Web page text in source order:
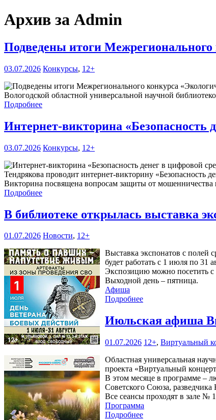
Архив за Admin
Подведены итоги Межрегионального
03.07.2026 Конкурсы, 12+
Вологодской областной универсальной научной
Подробнее
Интернет-викторина «Безопасность
03.07.2026 Конкурсы, 12+
Тендрякова проводит интернет-викторину «Безопасность
Викторина посвящена вопросам защиты от мошенничества
Подробнее
В библиотеке открылась выставка
01.07.2026 Новости, 12+
Выставка экспонатов с полей
будет работать с 1 июля по 31
Экспозицию можно посетить с
Выходной день – пятница.
Афиша
Подробнее
Июльская афиша
01.07.2026 12+, Виртуальный
Областная универсальная
проекта «Виртуальный
В этом месяце в программе –
Советского Союза,
Все сеансы проходят в зале №
Программа
Подробнее